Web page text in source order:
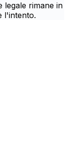
legale rimane in
l'intento.